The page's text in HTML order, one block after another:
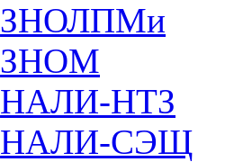
ЗНОЛПМи
ЗНОМ
НАЛИ-НТЗ
НАЛИ-СЭЩ